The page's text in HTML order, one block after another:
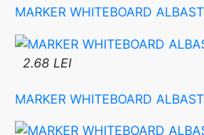
MARKER WHITEBOARD
2.68 LEI
MARKER WHITEBOARD